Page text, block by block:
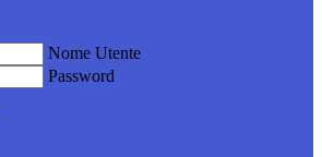
Nome Utente
Password